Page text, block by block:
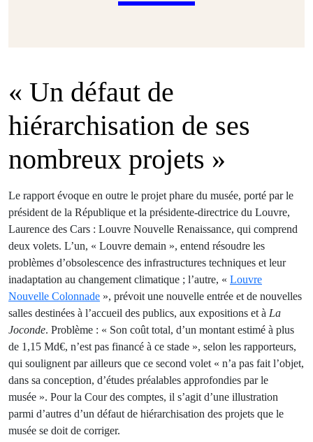
« Un défaut de
hiérarchisation de ses
nombreux projets »
Le rapport évoque en outre le projet phare du musée, porté par le
président de la République et la présidente-directrice du Louvre,
Laurence des Cars : Louvre Nouvelle Renaissance, qui comprend
deux volets. L’un, « Louvre demain », entend résoudre les
problèmes d’obsolescence des infrastructures techniques et leur
inadaptation au changement climatique ; l’autre, « Louvre
Nouvelle Colonnade », prévoit une nouvelle entrée et de nouvelles
salles destinées à l’accueil des publics, aux expositions et à La
Joconde. Problème : « Son coût total, d’un montant estimé à plus
de 1,15 Md€, n’est pas financé à ce stade », selon les rapporteurs,
qui soulignent par ailleurs que ce second volet « n’a pas fait l’objet,
dans sa conception, d’études préalables approfondies par le
musée ». Pour la Cour des comptes, il s’agit d’une illustration
parmi d’autres d’un défaut de hiérarchisation des projets que le
musée se doit de corriger.